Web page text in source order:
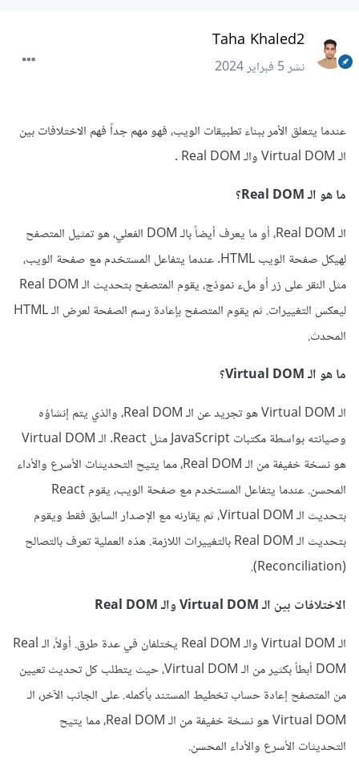
Taha Khaled2
نشر5 فبراير 2024
عندما يتعلق الأمر ببناء تطبيقات الويب، فهو مهم جداً فهم الاختلافات بين
الـ Virtual DOM والـ Real DOM .
ما هو الـ Real DOM؟
الـ Real DOM، أو ما يعرف أيضاً بالـ DOM الفعلي، هو تمثيل المتصفح
لهيكل صفحة الويب HTML. عندما يتفاعل المستخدم مع صفحة الويب،
مثل النقر على زر أو ملء نموذج، يقوم المتصفح بتحديث الـ Real DOM
ليعكس التغييرات. ثم يقوم المتصفح بإعادة رسم الصفحة لعرض الـ HTML
المحدث.
ما هو الـ Virtual DOM؟
الـ Virtual DOM هو تجريد عن الـ Real DOM، والذي يتم إنشاؤه
وصيانته بواسطة مكتبات JavaScript مثل React. الـ Virtual DOM
هو نسخة خفيفة من الـ Real DOM، مما يتيح التحديثات الأسرع والأداء
المحسن. عندما يتفاعل المستخدم مع صفحة الويب، يقوم React
بتحديث الـ Virtual DOM، ثم يقارنه مع الإصدار السابق فقط ويقوم
بتحديث الـ Real DOM بالتغييرات اللازمة. هذه العملية تعرف بالتصالح
الاختلافات بين الـ Virtual DOM والـ Real DOM
الـ Virtual DOM والـ Real DOM يختلفان في عدة طرق. أولاً، الـ Real
DOM أبطأ بكثير من الـ Virtual DOM، حيث يتطلب كل تحديث تعيين
من المتصفح إعادة حساب تخطيط المستند بأكمله. على الجانب الآخر، الـ
Virtual DOM هو نسخة خفيفة من الـ Real DOM، مما يتيح
التحديثات الأسرع والأداء المحسن.